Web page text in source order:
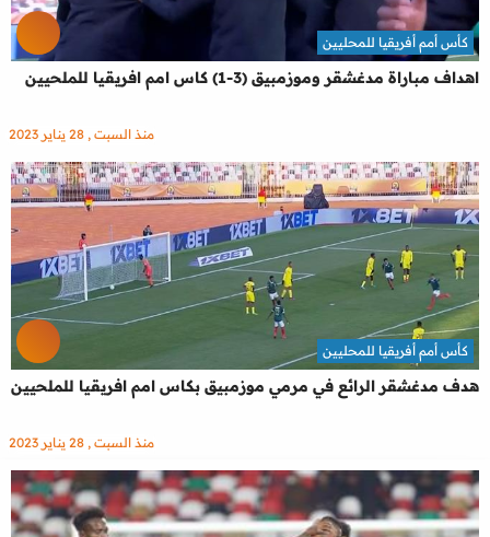
اهداف مباراة مدغشقر وموزمبيق (3-1) كاس امم افريقيا للملحيين
كأس أمم أفريقيا للمحليين
منذ السبت , 28 يناير 2023
هدف مدغشقر الرائع في مرمي موزمبيق بكاس امم افريقيا للملحيين
كأس أمم أفريقيا للمحليين
منذ السبت , 28 يناير 2023